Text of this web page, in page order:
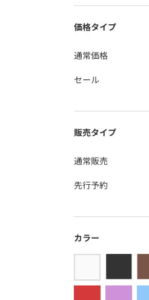
価格タイプ
通常価格
セール
販売タイプ
通常販売
先行予約
カラー